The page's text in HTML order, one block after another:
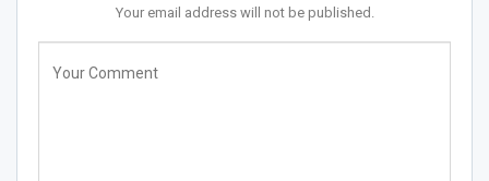
Your email address will not be published.